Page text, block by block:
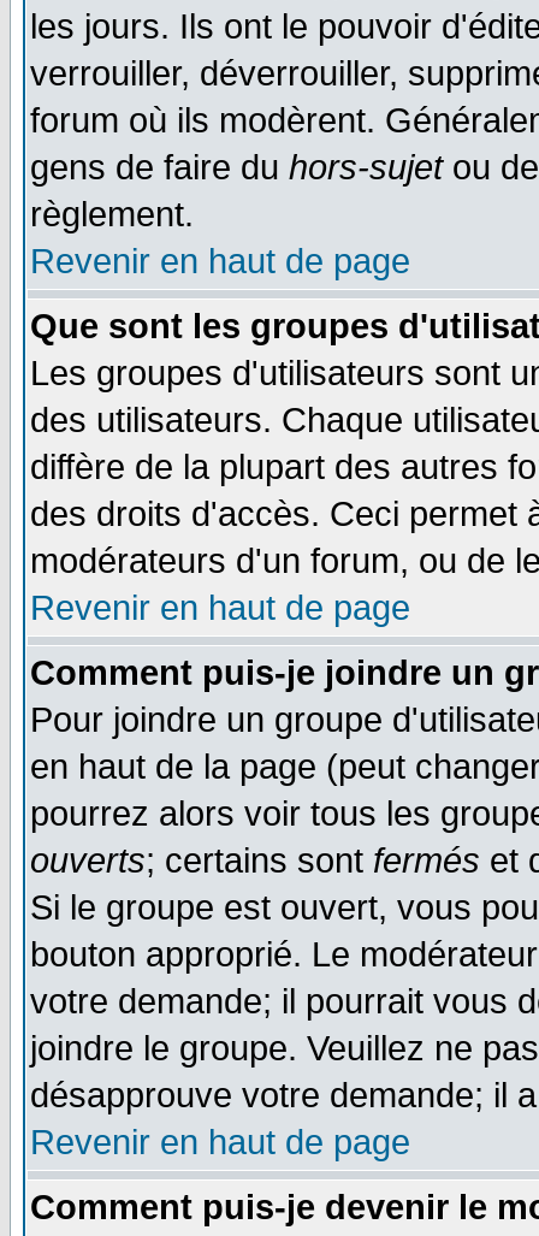
les jours. Ils ont le pouvoir
verrouiller, déverrouiller,
forum où ils modèrent.
gens de faire du hors-sujetou
règlement.
Revenir en haut de page
Que sont les groupes
Les groupes d'utilisateurs sont
des utilisateurs. Chaque
diffère de la plupart des autres
des droits d'accès. Ceci permet
modérateurs d'un forum, ou de
Revenir en haut de page
Comment puis-je joindre un
Pour joindre un groupe
en haut de la page (peut
pourrez alors voir tous les
ouverts; certains sont fermés et
Si le groupe est ouvert, vous
bouton approprié. Le
votre demande; il pourrait vous
joindre le groupe. Veuillez ne
désapprouve votre demande; il
Revenir en haut de page
Comment puis-je devenir le